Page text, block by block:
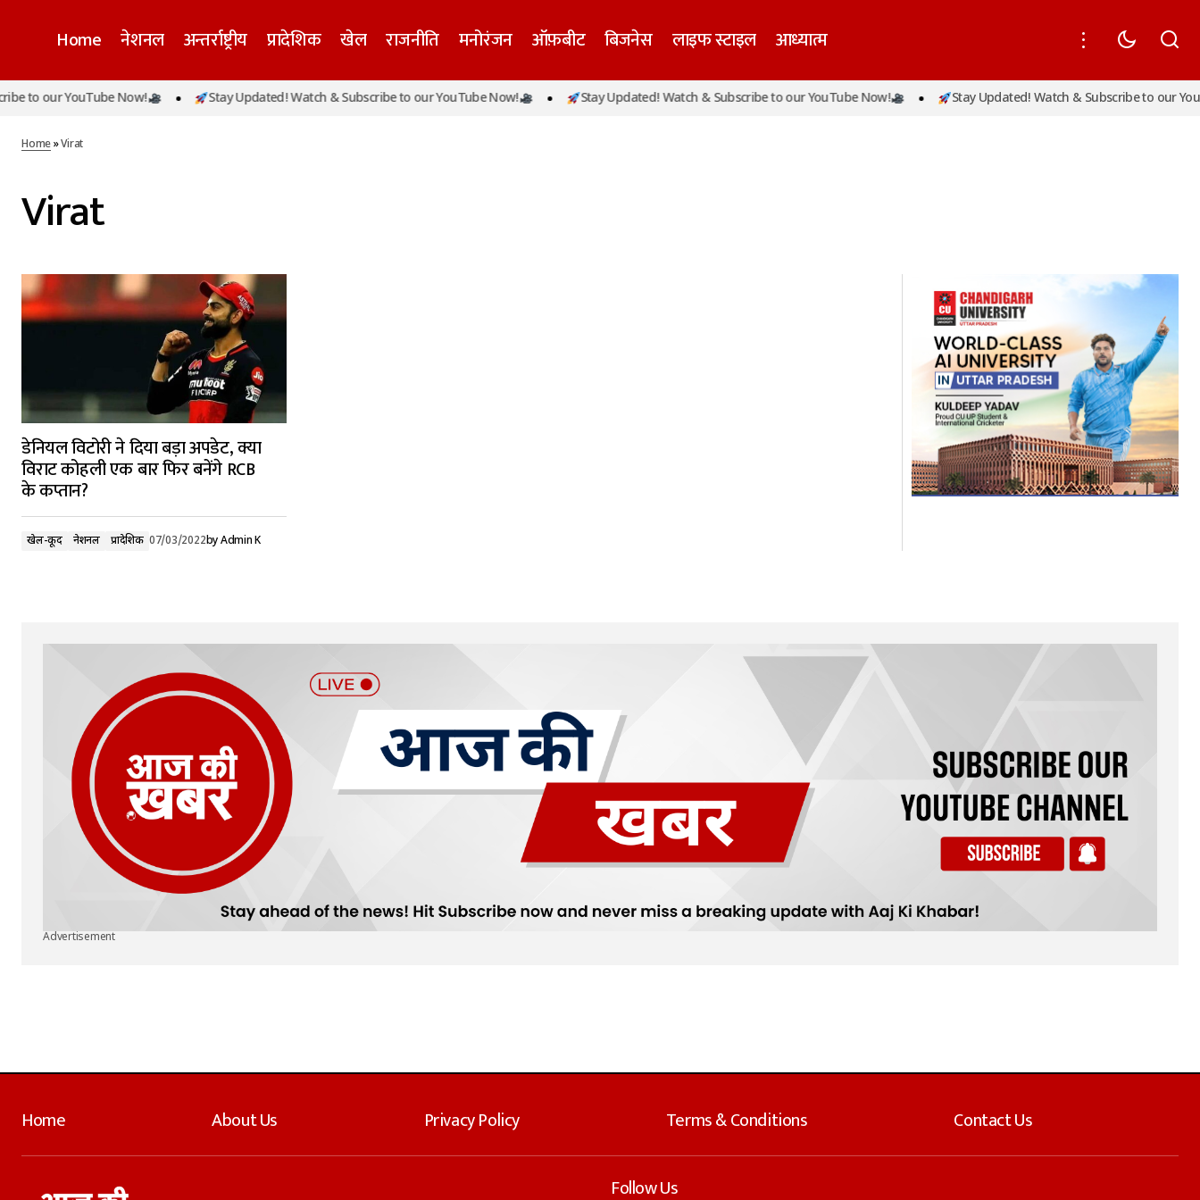
Home नेशनल अन्तर्राष्ट्रीय प्रादेशिक खेल राजनीति मनोरंजन ऑफ़बीट बिजनेस लाइफ स्टाइल आध्यात्म
to our YouTube Now! Stay Updated! Watch & Subscribe to our YouTube Now! Stay Updated! Watch & Subscribe to our YouTube Now! Stay Updated! Watch & Subscribe to our
Home»Virat
Virat
डेनियल विटोरी ने दिया बड़ा अपडेट, क्या
विराट कोहली एक बार फिर बनेंगे RCB
के कप्तान?
खेल-कूद नेशनल प्रादेशिक 07/03/2022byAdmin K
Advertisement
Home About Us Privacy Policy Terms & Conditions Contact Us
Follow Us